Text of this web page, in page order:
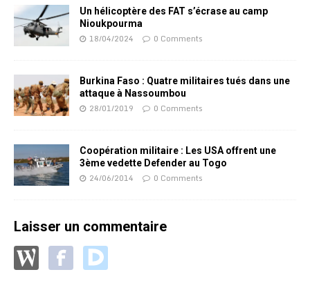
Un hélicoptère des FAT s’écrase au camp
Nioukpourma
18/04/2024 0 Comments
Burkina Faso : Quatre militaires tués dans une
attaque à Nassoumbou
28/01/2019 0 Comments
Coopération militaire : Les USA offrent une
3ème vedette Defender au Togo
24/06/2014 0 Comments
Laisser un commentaire